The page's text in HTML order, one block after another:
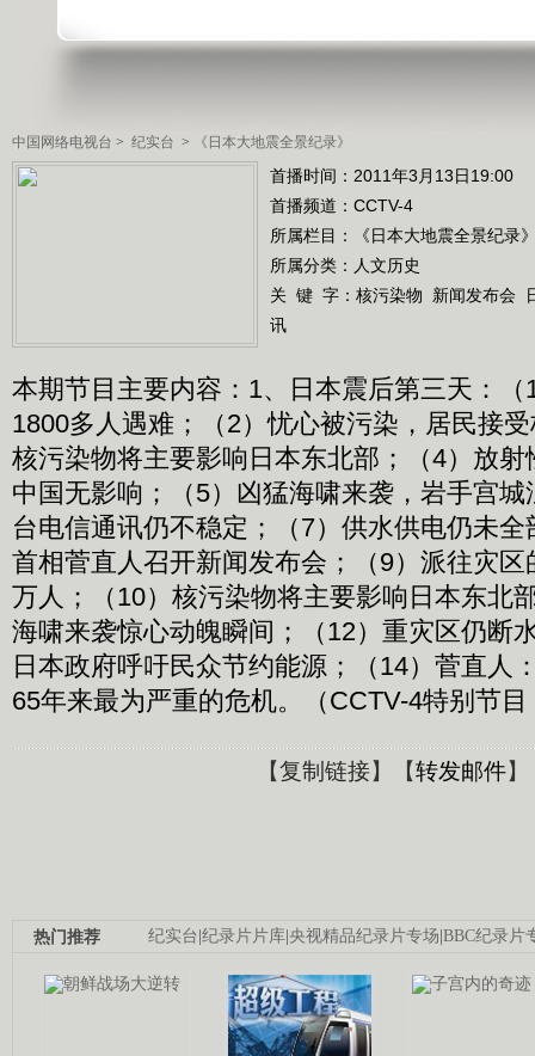
中国网络电视台 > 纪实台 > 《日本大地震全景纪录》
首播时间：2011年3月13日19:00
首播频道： CCTV-4
所属栏目：
《日本大地震全景纪录
所属分类：人文历史
关 键 字： 核污染物 新闻发布会
讯
本期节目主要内容：1、日本震后第三天：
1800多人遇难；（2）忧心被污染，居民接
核污染物将主要影响日本东北部；（4）放
中国无影响；（5）凶猛海啸来袭，岩手宫
台电信通讯仍不稳定；（7）供水供电仍未
首相菅直人召开新闻发布会；（9）派往灾
万人；（10）核污染物将主要影响日本东北
海啸来袭惊心动魄瞬间；（12）重灾区仍断
日本政府呼吁民众节约能源；（14）菅直人
65年来最为严重的危机。（CCTV-4特别节
【复制链接】【转发邮件】
纪实台 纪录片片库 央视精品纪录片专场 BBC纪录片
热门推荐